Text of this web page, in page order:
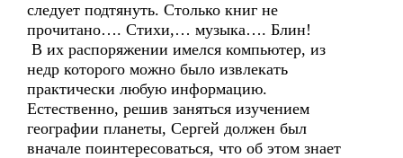
следует подтянуть. Столько книг не
прочитано…. Стихи,… музыка…. Блин!
В их распоряжении имелся компьютер, из
недр которого можно было извлекать
практически любую информацию.
Естественно, решив заняться изучением
географии планеты, Сергей должен был
вначале поинтересоваться, что об этом знает